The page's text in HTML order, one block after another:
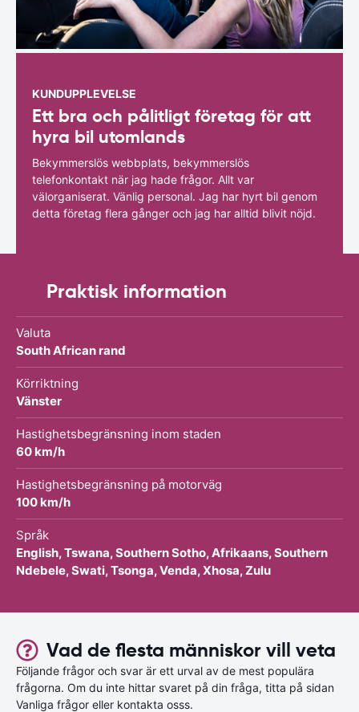
KUNDUPPLEVELSE
Ett bra och pålitligt företag för att
hyra bil utomlands
Bekymmerslös webbplats, bekymmerslös
telefonkontakt när jag hade frågor. Allt var
välorganiserat. Vänlig personal. Jag har hyrt bil genom
detta företag flera gånger och jag har alltid blivit nöjd.
Praktisk information
Valuta
South African rand
Körriktning
Vänster
Hastighetsbegränsning inom staden
60 km/h
Hastighetsbegränsning på motorväg
100 km/h
Språk
English, Tswana, Southern Sotho, Afrikaans, Southern
Ndebele, Swati, Tsonga, Venda, Xhosa, Zulu
Vad de flesta människor vill veta
Följande frågor och svar är ett urval av de mest populära
frågorna. Om du inte hittar svaret på din fråga, titta på sidan
Vanliga frågor eller kontakta osss.